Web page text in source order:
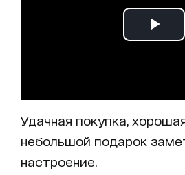
Удачная покупка,
небольшой подарок
настроение.